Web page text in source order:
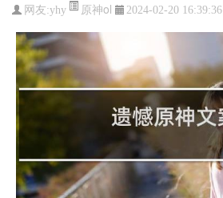
网友:yhy 原神ol 2024-02-20 16:39:36